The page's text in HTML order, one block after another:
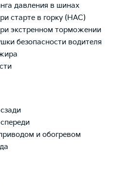
давления в шинах
старте в горку (HAC)
экстренном торможении
безопасности водителя
и обогревом